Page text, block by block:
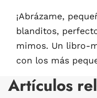
¡Abrázame,
blanditos,
mimos. Un libro-
con los más
Artículos